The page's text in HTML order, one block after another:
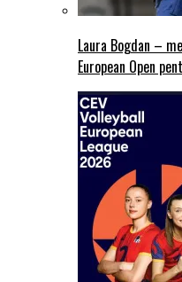
Laura Bogdan –
European Open